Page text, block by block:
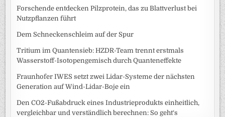
Forschende entdecken Pilzprotein, das zu Blattverlust bei
Nutzpflanzen führt
Dem Schneckenschleim auf der Spur
Tritium im Quantensieb: HZDR-Team trennt erstmals
Wasserstoff-Isotopengemisch durch Quanteneffekte
Fraunhofer IWES setzt zwei Lidar-Systeme der nächsten
Generation auf Wind-Lidar-Boje ein
Den CO2-Fußabdruck eines Industrieprodukts einheitlich,
vergleichbar und verständlich berechnen: So geht‘s